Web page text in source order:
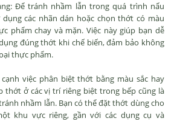
Để tránh nhầm lẫn trong quá trình nấu
các nhãn dán hoặc chọn thớt có màu
phẩm chay và mặn. Việc này giúp bạn dễ
đúng thớt khi chế biến, đảm bảo không
thực phẩm.
việc phân biệt thớt bằng màu sắc hay
thớt ở các vị trí riêng biệt trong bếp cũng là
nhầm lẫn. Bạn có thể đặt thớt dùng cho
khu vực riêng, gần với các dụng cụ và